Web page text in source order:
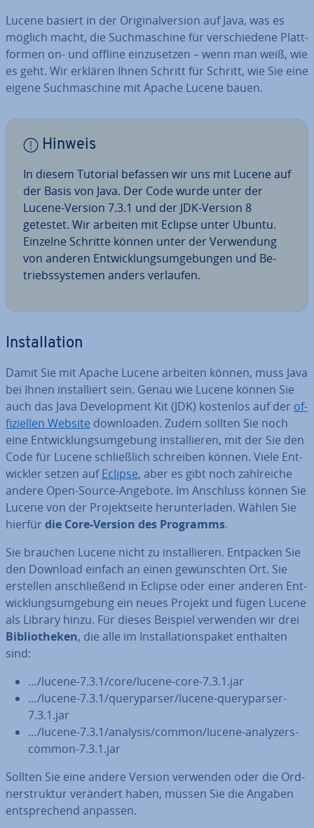
Lucene basiert in der Ori­gi­nal­ver­si­on auf Java, was es
möglich macht, die Such­ma­schi­ne für ver­schie­de­ne Platt­
for­men on- und offline ein­zu­set­zen – wenn man weiß, wie
es geht. Wir erklären Ihnen Schritt für Schritt, wie Sie eine
eigene Such­ma­schi­ne mit Apache Lucene bauen.
Hinweis
In diesem Tutorial befassen wir uns mit Lucene auf
der Basis von Java. Der Code wurde unter der
Lucene-Version 7.3.1 und der JDK-Version 8
getestet. Wir arbeiten mit Eclipse unter Ubuntu.
Einzelne Schritte können unter der Ver­wen­dung
von anderen Ent­wick­lungs­um­ge­bun­gen und Be­
triebs­sys­te­men anders verlaufen.
In­stal­la­ti­on
Damit Sie mit Apache Lucene arbeiten können, muss Java
bei Ihnen in­stal­liert sein. Genau wie Lucene können Sie
auch das Java De­ve­lo­p­ment Kit (JDK) kostenlos auf der of­
fi­zi­el­len Website down­loa­den. Zudem sollten Sie noch
eine Ent­wick­lungs­um­ge­bung in­stal­lie­ren, mit der Sie den
Code für Lucene schließ­lich schreiben können. Viele Ent­
wick­ler setzen aufEclipse, aber es gibt noch zahl­rei­che
andere Open-Source-Angebote. Im Anschluss können Sie
Lucene von der Pro­jekt­sei­te her­un­ter­la­den. Wählen Sie
hierfür die Core-Version des Programms.
Sie brauchen Lucene nicht zu in­stal­lie­ren. Entpacken Sie
den Download einfach an einen ge­wünsch­ten Ort. Sie
erstellen an­schlie­ßend in Eclipse oder einer anderen Ent­
wick­lungs­um­ge­bung ein neues Projekt und fügen Lucene
als Library hinzu. Für dieses Beispiel verwenden wir drei
Bi­blio­the­ken, die alle im In­stal­la­ti­ons­pa­ket enthalten
sind:
…/lucene-7.3.1/core/lucene-core-7.3.1.jar
…/lucene-7.3.1/query­par­ser/lucene-query­par­ser-
7.3.1.jar
…/lucene-7.3.1/analysis/common/lucene-analyzers-
common-7.3.1.jar
Sollten Sie eine andere Version verwenden oder die Ord­
ner­struk­tur verändert haben, müssen Sie die Angaben
ent­spre­chend anpassen.